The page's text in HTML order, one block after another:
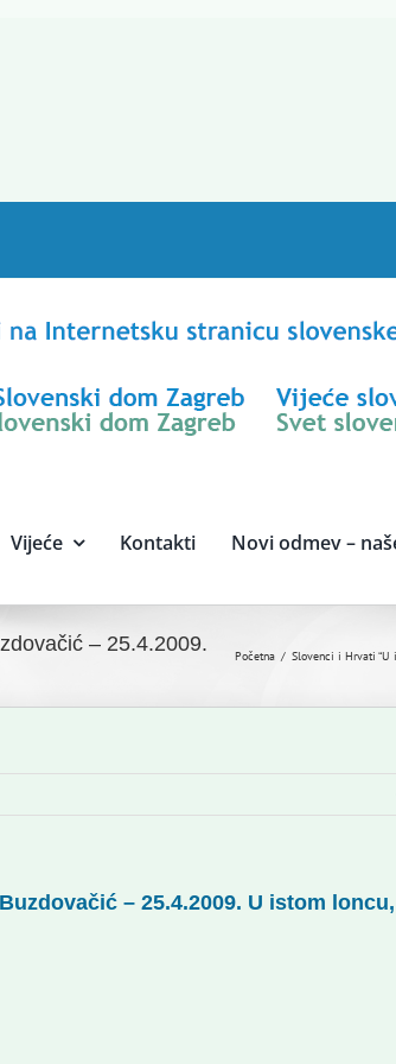
Vijeće Kontakti Novi odmev –
– 25.4.2009.
Početna Slovenci i Hrvati “U
– 25.4.2009. U istom loncu,